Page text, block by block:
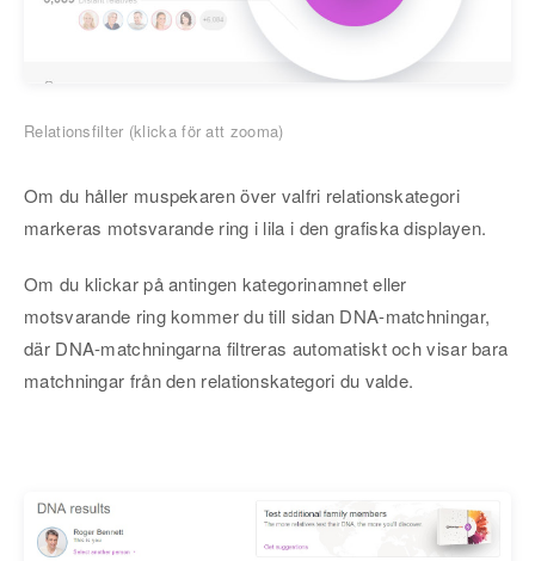
Relationsfilter (klicka för att zooma)
Om du håller muspekaren över valfri relationskategori
markeras motsvarande ring i lila i den grafiska displayen.
Om du klickar på antingen kategorinamnet eller
motsvarande ring kommer du till sidan DNA-matchningar,
där DNA-matchningarna filtreras automatiskt och visar bara
matchningar från den relationskategori du valde.